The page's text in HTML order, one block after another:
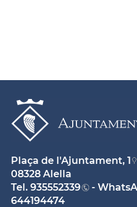
Plaça de l'Ajuntament, 1
08328 Alella
Tel. 935552339
-
644194474